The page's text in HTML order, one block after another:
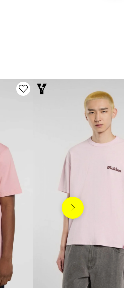
Siguiente